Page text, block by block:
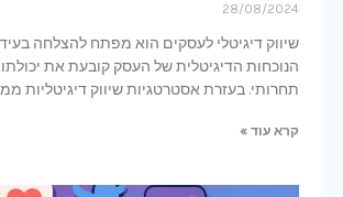
28/08/2024
שיווק דיגיטלי לעסקים הוא מפתח להצלחה בעידן
הנוכחות הדיגיטלית של העסק קובעת את יכולתו
תחרותי. בעזרת אסטרטגיות שיווק דיגיטליות
קרא עוד »